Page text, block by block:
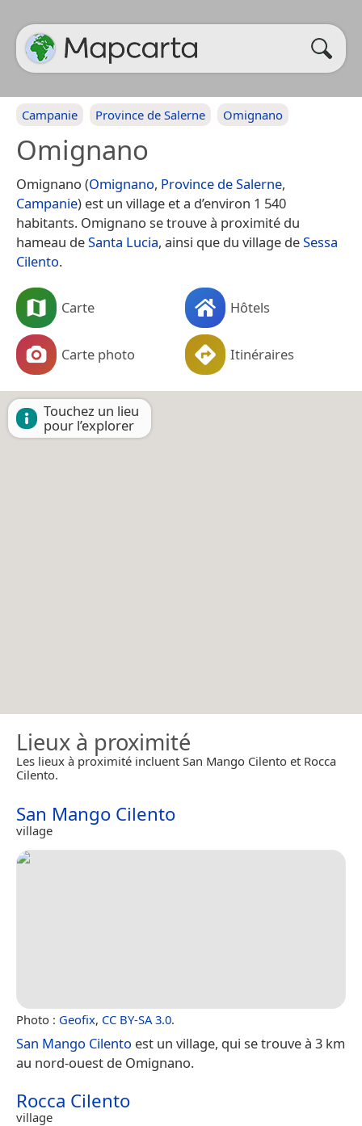
Campanie Province de Salerne Omignano
Omignano
Omignano (Omignano, Province de Salerne,
Campanie) est un village et a d’environ 1 540
habitants. Omignano se trouve à proximité du
hameau deSanta Lucia, ainsi que du village deSessa
Cilento.
Carte Hôtels
Carte photo Itinéraires
Touchez un lieu
pour l’explorer
Lieux à proximité
Les lieux à proximité incluent San Mango Cilento et Rocca
Cilento.
San Mango Cilento
village
Photo : Geofix, CC BY-SA 3.0.
San Mango Cilento est un village, qui se trouve à 3 km
au nord-ouest de Omignano.
Rocca Cilento
village